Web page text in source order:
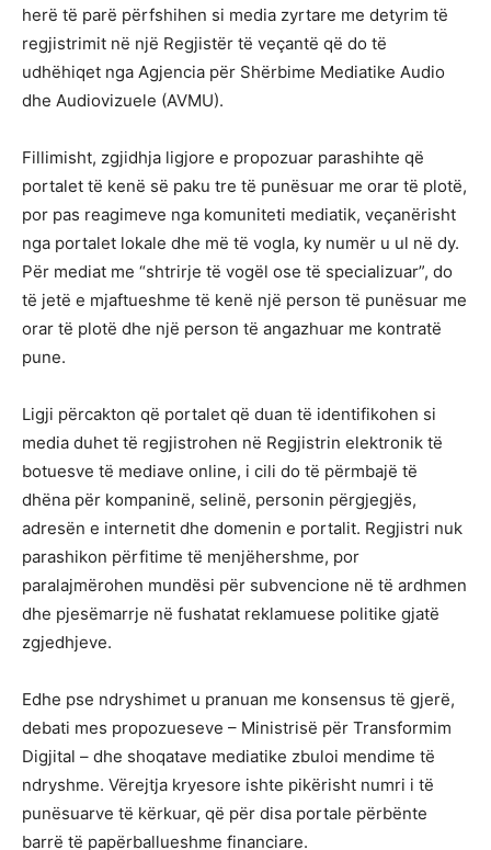
herë të parë përfshihen si media zyrtare me detyrim të
regjistrimit në një Regjistër të veçantë që do të
udhëhiqet nga Agjencia për Shërbime Mediatike Audio
dhe Audiovizuele (AVMU).
Fillimisht, zgjidhja ligjore e propozuar parashihte që
portalet të kenë së paku tre të punësuar me orar të plotë,
por pas reagimeve nga komuniteti mediatik, veçanërisht
nga portalet lokale dhe më të vogla, ky numër u ul në dy.
Për mediat me “shtrirje të vogël ose të specializuar”, do
të jetë e mjaftueshme të kenë një person të punësuar me
orar të plotë dhe një person të angazhuar me kontratë
pune.
Ligji përcakton që portalet që duan të identifikohen si
media duhet të regjistrohen në Regjistrin elektronik të
botuesve të mediave online, i cili do të përmbajë të
dhëna për kompaninë, selinë, personin përgjegjës,
adresën e internetit dhe domenin e portalit. Regjistri nuk
parashikon përfitime të menjëhershme, por
paralajmërohen mundësi për subvencione në të ardhmen
dhe pjesëmarrje në fushatat reklamuese politike gjatë
zgjedhjeve.
Edhe pse ndryshimet u pranuan me konsensus të gjerë,
debati mes propozueseve – Ministrisë për Transformim
Digjital – dhe shoqatave mediatike zbuloi mendime të
ndryshme. Vërejtja kryesore ishte pikërisht numri i të
punësuarve të kërkuar, që për disa portale përbënte
barrë të papërballueshme financiare.